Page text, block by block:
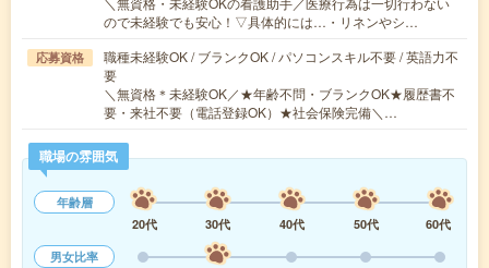
ので未経験でも安心！▽具体的には…・リネンやシ…
応募資格
職種未経験OK / ブランクOK / パソコンスキル不要 / 英語力不
要
＼無資格＊未経験OK／★年齢不問・ブランクOK★履歴書不
要・来社不要（電話登録OK）★社会保険完備＼…
職場の雰囲気
年齢層
20代
30代 40代 50代
60代
男女比率